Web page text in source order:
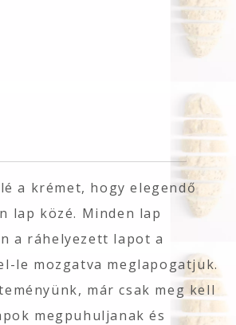
a krémet, hogy elegendő
lap közé. Minden lap
a ráhelyezett lapot a
le mozgatva meglapogatjuk.
már csak meg kell
megpuhuljanak és